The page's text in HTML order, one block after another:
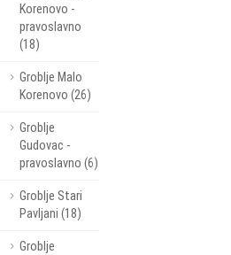
Korenovo -
pravoslavno
(18)
Groblje Malo
Korenovo (26)
Groblje
Gudovac -
pravoslavno (6)
Groblje Stari
Pavljani (18)
Groblje